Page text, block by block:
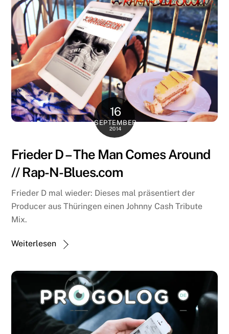
16
SEPTEMBER
2014
Frieder D – The Man Comes Around
// Rap-N-Blues.com
Frieder D mal wieder: Dieses mal präsentiert der
Producer aus Thüringen einen Johnny Cash Tribute
Mix.
Weiterlesen